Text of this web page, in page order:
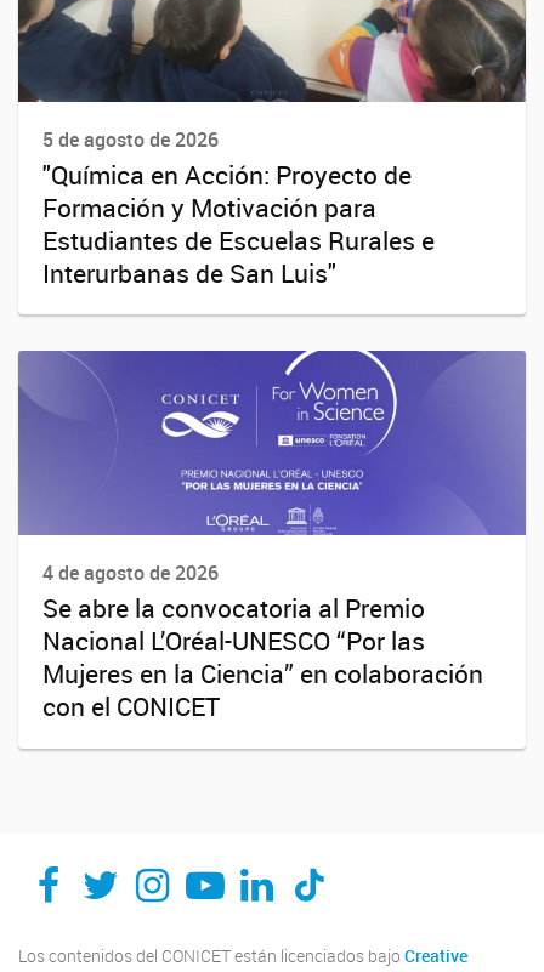
5 de agosto de 2026
"Química en Acción: Proyecto de
Formación y Motivación para
Estudiantes de Escuelas Rurales e
Interurbanas de San Luis"
4 de agosto de 2026
Se abre la convocatoria al Premio
Nacional L’Oréal-UNESCO “Por las
Mujeres en la Ciencia” en colaboración
con el CONICET
Los contenidos del CONICET están licenciados bajo Creative